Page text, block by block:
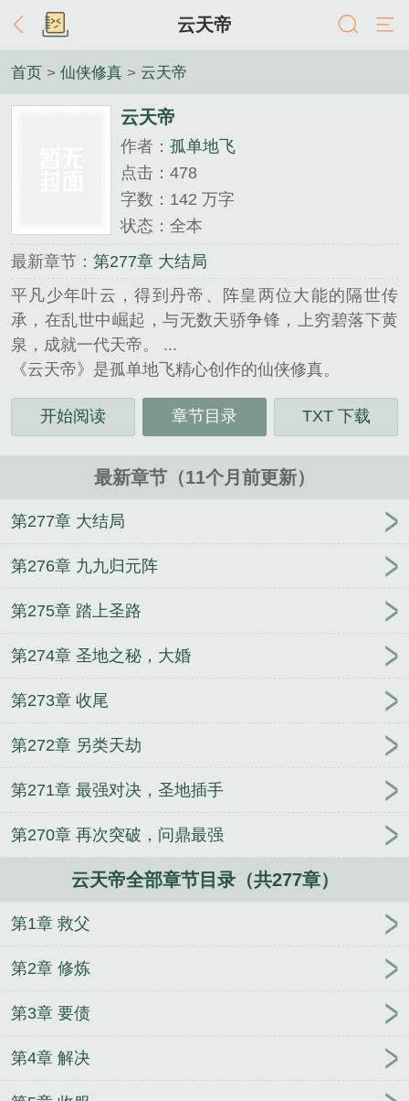
云天帝
首页 > 仙侠修真 > 云天帝
云天帝
作者： 孤单地飞
点击：478
字数：142 万字
状态：全本
最新章节： 第277章 大结局
平凡少年叶云，得到丹帝、阵皇两位大能的隔世传
承，在乱世中崛起，与无数天骄争锋，上穷碧落下黄
泉，成就一代天帝。 ...
《云天帝》是孤单地飞精心创作的仙侠修真。
开始阅读 章节目录 TXT 下载
最新章节（11个月前更新）
第277章 大结局
第276章 九九归元阵
第275章 踏上圣路
第274章 圣地之秘，大婚
第273章 收尾
第272章 另类天劫
第271章 最强对决，圣地插手
第270章 再次突破，问鼎最强
云天帝全部章节目录（共277章）
第1章 救父
第2章 修炼
第3章 要债
第4章 解决